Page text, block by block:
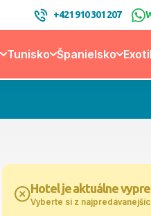
+421 910 301 207
Tunisko Španielsko
Hotel je aktuálne
Vyberte si z